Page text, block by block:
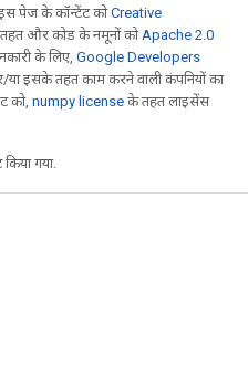
पेज के कॉन्टेंट कोCreative
और कोड के नमूनों कोApache 2.0
के लिए, Google Developers
इसके तहत काम करने वाली कंपनियों का
को, numpy license के तहत लाइसेंस
गया.